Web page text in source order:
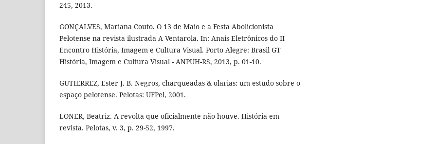
245, 2013.
GONÇALVES, Mariana Couto. O 13 de Maio e a Festa Abolicionista
Pelotense na revista ilustrada A Ventarola. In: Anais Eletrônicos do II
Encontro História, Imagem e Cultura Visual. Porto Alegre: Brasil GT
História, Imagem e Cultura Visual - ANPUH-RS, 2013, p. 01-10.
GUTIERREZ, Ester J. B. Negros, charqueadas & olarias: um estudo sobre o
espaço pelotense. Pelotas: UFPel, 2001.
LONER, Beatriz. A revolta que oficialmente não houve. História em
revista. Pelotas, v. 3, p. 29-52, 1997.